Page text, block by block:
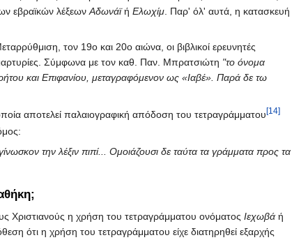
εβραϊκών λέξεωνΑδωνάϊή Ελωχίμ. Παρ' όλ' αυτά, η κατασκευή
τον 19ο και 20ο αιώνα, οι βιβλικοί ερευνητές
μαρτυρίες. Σύμφωνα με τον καθ. Παν. Μπρατσιώτη "το όνομα
και Επιφανίου, μεταγραφόμενον ως «Ιαβέ». Παρά δε τω
αποτελεί παλαιογραφική απόδοση του τετραγράμματου[14]
την λέξιν πιπί... Ομοιάζουσι δε ταύτα τα γράμματα προς τα
Χριστιανούς η χρήση του τετραγράμματου ονόματος Ιεχωβά ή
ότι η χρήση του τετραγράμματου είχε διατηρηθεί εξαρχής